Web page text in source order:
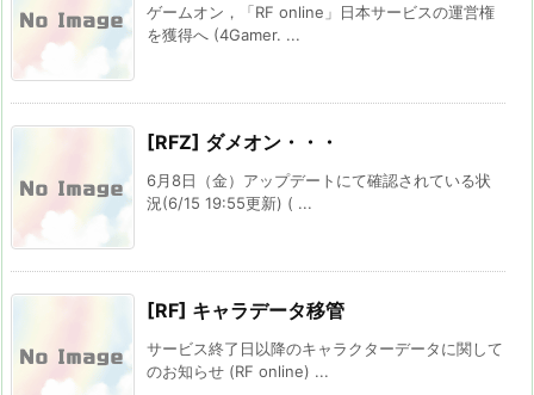
ゲームオン，「RF online」日本サービスの運営権
を獲得へ (4Gamer. ...
[RFZ] ダメオン・・・
6月8日（金）アップデートにて確認されている状
況(6/15 19:55更新) ( ...
[RF] キャラデータ移管
サービス終了日以降のキャラクターデータに関して
のお知らせ (RF online) ...